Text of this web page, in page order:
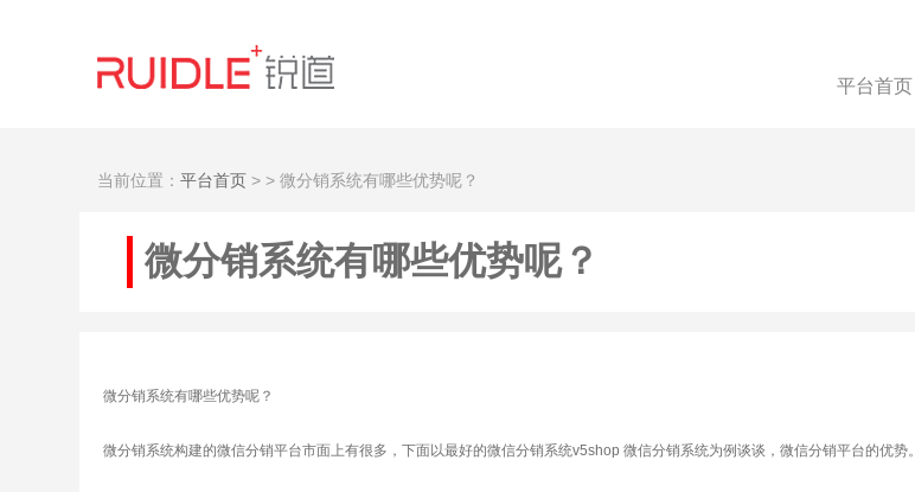
平台首页
当前位置： 平台首页 > > 微分销系统有哪些优势呢？
微分销系统有哪些优势呢？
微分销系统有哪些优势呢？
微分销系统构建的微信分销平台市面上有很多，下面以最好的微信分销系统v5shop 微信分销系统为例谈谈，微信分销平台的优势。